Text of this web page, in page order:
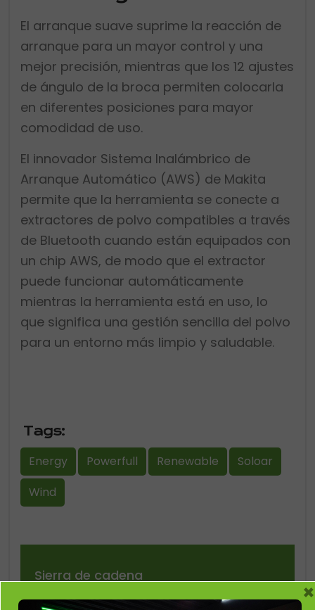
El arranque suave suprime la reacción de
arranque para un mayor control y una
mejor precisión, mientras que los 12 ajustes
de ángulo de la broca permiten colocarla
en diferentes posiciones para mayor
comodidad de uso.
El innovador Sistema Inalámbrico de
Arranque Automático (AWS) de Makita
permite que la herramienta se conecte a
extractores de polvo compatibles a través
de Bluetooth cuando están equipados con
un chip AWS, de modo que el extractor
puede funcionar automáticamente
mientras la herramienta está en uso, lo
que significa una gestión sencilla del polvo
para un entorno más limpio y saludable.
Tags:
Energy
Powerfull Renewable
Soloar
Wind
Sierra de cadena
×